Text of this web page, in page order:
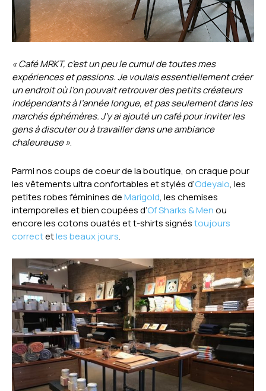
« Café MRKT, c’est un peu le cumul de toutes mes
expériences et passions. Je voulais essentiellement créer
un endroit où l’on pouvait retrouver des petits créateurs
indépendants à l’année longue, et pas seulement dans les
marchés éphémères. J’y ai ajouté un café pour inviter les
gens à discuter ou à travailler dans une ambiance
chaleureuse ».
Parmi nos coups de coeur de la boutique, on craque pour
les vêtements ultra confortables et stylés d’Odeyalo, les
petites robes féminines deMarigold, les chemises
intemporelles et bien coupées d’Of Sharks & Menou
encore les cotons ouatés et t-shirts signéstoujours
correctetles beaux jours.